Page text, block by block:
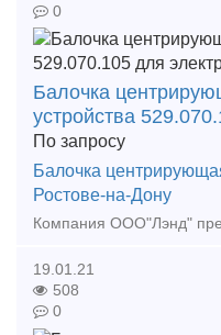
0
Балочка
устройства
По запросу
Балочка
Ростове-на-Дону
19.01.21
508
0